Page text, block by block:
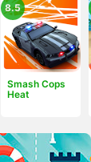
Smash Cops
Heat
8.5